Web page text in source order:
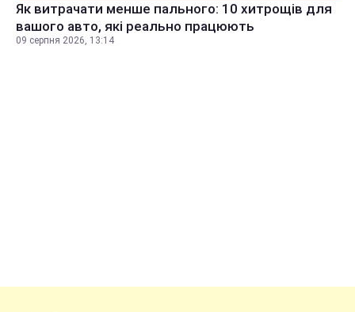
Як витрачати менше пального: 10 хитрощів для
вашого авто, які реально працюють
09 серпня 2026, 13:14